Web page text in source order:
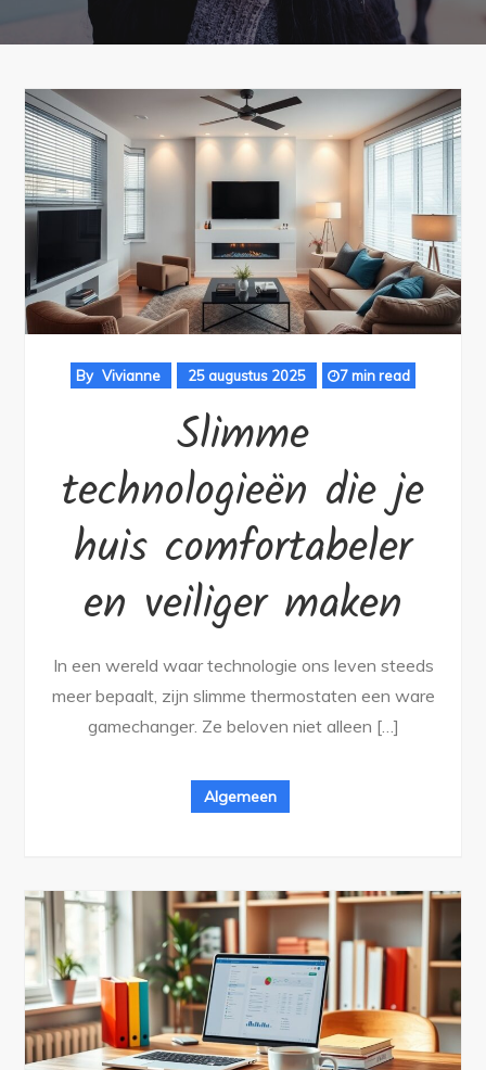
By Vivianne 25 augustus 2025 7 min read
Slimme
technologieën die je
huis comfortabeler
en veiliger maken
In een wereld waar technologie ons leven steeds
meer bepaalt, zijn slimme thermostaten een ware
gamechanger. Ze beloven niet alleen […]
Algemeen